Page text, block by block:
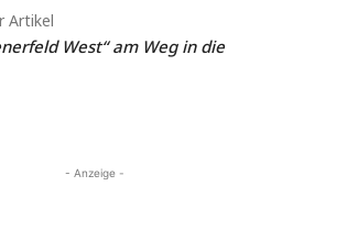
Artikel
West“ am Weg in die
- Anzeige -